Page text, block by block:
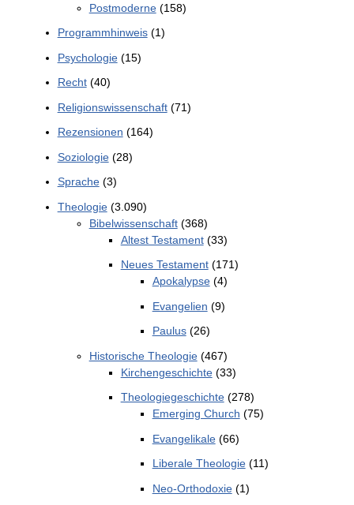
Postmoderne(158)
Programmhinweis(1)
Psychologie(15)
Recht(40)
Religionswissenschaft(71)
Rezensionen (164)
Soziologie(28)
Sprache(3)
Theologie(3.090)
Bibelwissenschaft(368)
Altest Testament(33)
Neues Testament(171)
Apokalypse(4)
Evangelien (9)
Paulus(26)
Historische Theologie(467)
Kirchengeschichte(33)
Theologiegeschichte(278)
Emerging Church (75)
Evangelikale(66)
Liberale Theologie(11)
Neo-Orthodoxie(1)